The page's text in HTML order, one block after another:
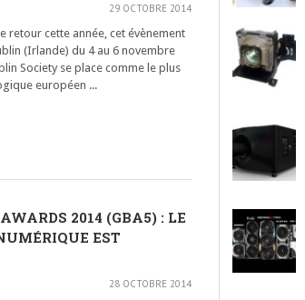
29 OCTOBRE 2014
retour cette année, cet évènement
(Irlande) du 4 au 6 novembre
Society se place comme le plus
européen ...
2014 (GBA5) : LE
EST
28 OCTOBRE 2014